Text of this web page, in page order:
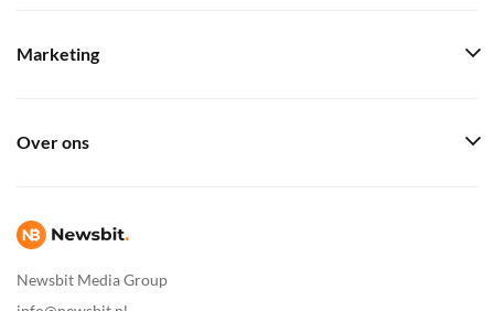
Newsbit Media Group
Marketing
Over ons